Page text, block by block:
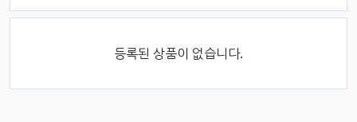
등록된 상품이 없습니다.